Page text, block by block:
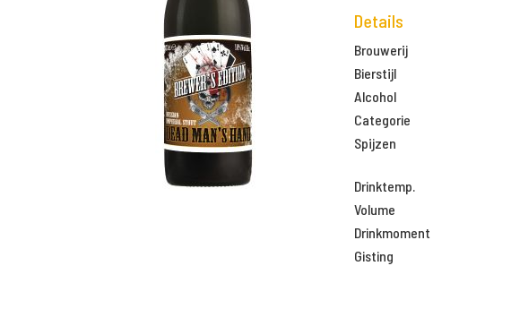
Details
Brouwerij
Bierstijl
Alcohol
Categorie
Spijzen
Drinktemp.
Volume
Drinkmoment
Gisting